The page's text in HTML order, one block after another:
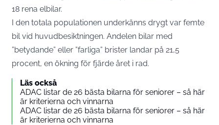
18 rena elbilar.
I den totala populationen underkänns drygt var femte
bil vid huvudbesiktningen. Andelen bilar med
”betydande” eller ”farliga” brister landar på 21,5
procent, en ökning för fjärde året i rad.
Läs också
ADAC listar de 26 bästa bilarna för seniorer – så här
är kriterierna och vinnarna
ADAC listar de 26 bästa bilarna för seniorer – så här
är kriterierna och vinnarna